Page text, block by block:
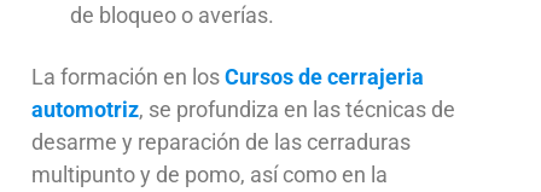
de bloqueo o averías.
La formación en losCursos de cerrajeria
automotriz, se profundiza en las técnicas de
desarme y reparación de las cerraduras
multipunto y de pomo, así como en la